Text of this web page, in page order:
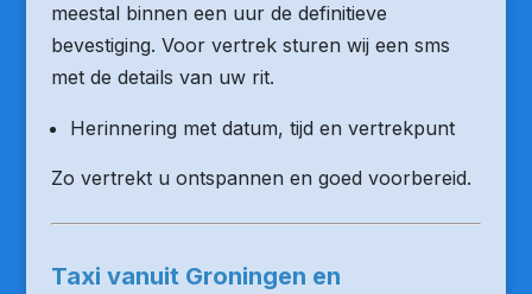
meestal binnen een uur de definitieve
bevestiging. Voor vertrek sturen wij een sms
met de details van uw rit.
Herinnering met datum, tijd en vertrekpunt
Zo vertrekt u ontspannen en goed voorbereid.
Taxi vanuit Groningen en